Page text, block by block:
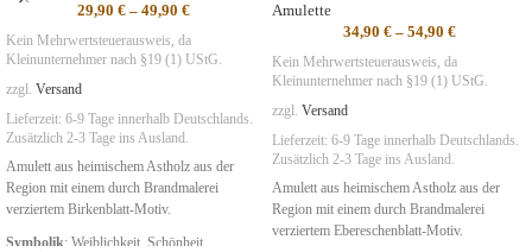
29,90 €– 49,90 €
Kein Mehrwertsteuerausweis, da
Kleinunternehmer nach §19 (1) UStG.
zzgl. Versand
Lieferzeit: 6-9 Tage innerhalb Deutschlands.
Zusätzlich 2-3 Tage ins Ausland.
Amulett aus heimischem Astholz aus der
Region mit einem durch Brandmalerei
verziertem Birkenblatt-Motiv.
Symbolik: Weiblichkeit, Schönheit
Amulette
34,90 €– 54,90 €
Kein Mehrwertsteuerausweis, da
Kleinunternehmer nach §19 (1) UStG.
zzgl. Versand
Lieferzeit: 6-9 Tage innerhalb Deutschlands.
Zusätzlich 2-3 Tage ins Ausland.
Amulett aus heimischem Astholz aus der
Region mit einem durch Brandmalerei
verziertem Ebereschenblatt-Motiv.